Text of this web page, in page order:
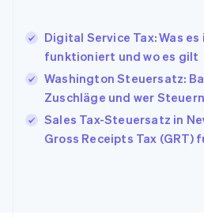
Digital Service Tax: Was es
funktioniert und wo es gilt
Washington Steuersatz:
Zuschläge und wer
Sales Tax-Steuersatz in
Gross Receipts Tax (GRT)
Italiano English
Japan
Kanada
EnglishFrançais
Kroatien
English Italiano